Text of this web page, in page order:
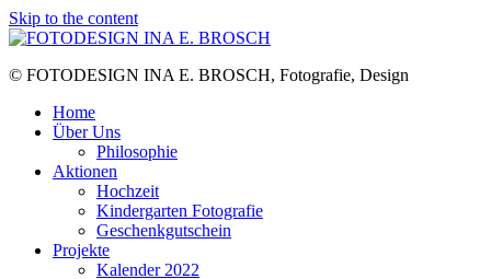
Skip to the content
© FOTODESIGN INA E. BROSCH, Fotografie, Design
Home
Über Uns
Philosophie
Aktionen
Hochzeit
Kindergarten Fotografie
Geschenkgutschein
Projekte
Kalender 2022